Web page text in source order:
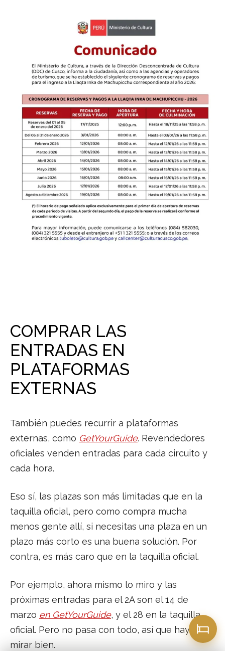
COMPRAR LAS
ENTRADAS EN
PLATAFORMAS
EXTERNAS
También puedes recurrir a plataformas
externas, como GetYourGuide. Revendedores
oficiales venden entradas para cada circuito y
cada hora.
Eso sí, las plazas son más limitadas que en la
taquilla oficial, pero como compra mucha
menos gente allí, si necesitas una plaza en un
plazo más corto es una buena solución. Por
contra, es más caro que en la taquilla oficial.
Por ejemplo, ahora mismo lo miro y las
próximas entradas para el 2A son el 14 de
marzo en GetYourGuide, y el 28 en la taquilla
oficial. Pero no pasa con todo, así que hay que
mirar bien.